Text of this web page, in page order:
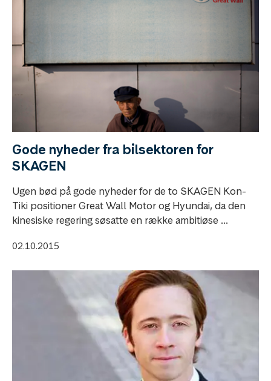
Gode nyheder fra bilsektoren for
SKAGEN
Ugen bød på gode nyheder for de to SKAGEN Kon-
Tiki positioner Great Wall Motor og Hyundai, da den
kinesiske regering søsatte en række ambitiøse ...
02.10.2015